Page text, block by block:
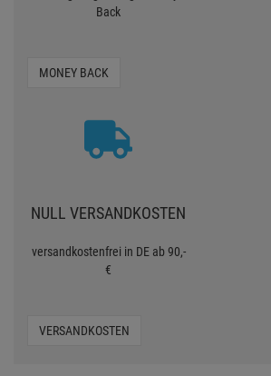
Back
MONEY BACK
NULL VERSANDKOSTEN
versandkostenfrei in DE ab 90,-
€
VERSANDKOSTEN